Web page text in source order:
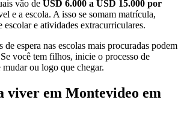
vão de USD 6.000 a USD 15.000 por
e a escola. A isso se somam matrícula,
escolar e atividades extracurriculares.
de espera nas escolas mais procuradas podem
você tem filhos, inicie o processo de
mudar ou logo que chegar.
viver em Montevideo em